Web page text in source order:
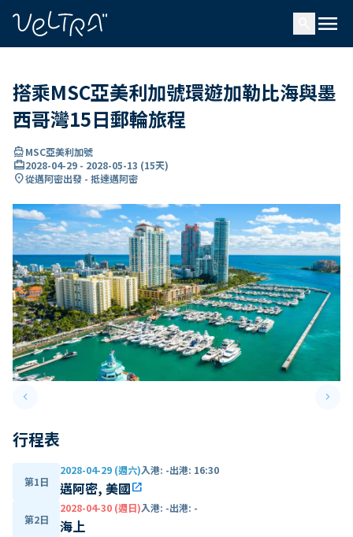
menu
搭乘MSC亞美利加號環遊加勒比海與墨
西哥灣15日郵輪旅程
directions_boatMSC亞美利加號
card_travel2028-04-29 - 2028-05-13 (15天)
location_on從邁阿密出發 - 抵達邁阿密
keyboard_arrow_leftPrevious slide keyboard_arrow_right
行程表
第1日
2028-04-29 (週六)入港: -出港: 16:30
邁阿密, 美國open_in_new
第2日
2028-04-30 (週日)入港: -出港: -
海上